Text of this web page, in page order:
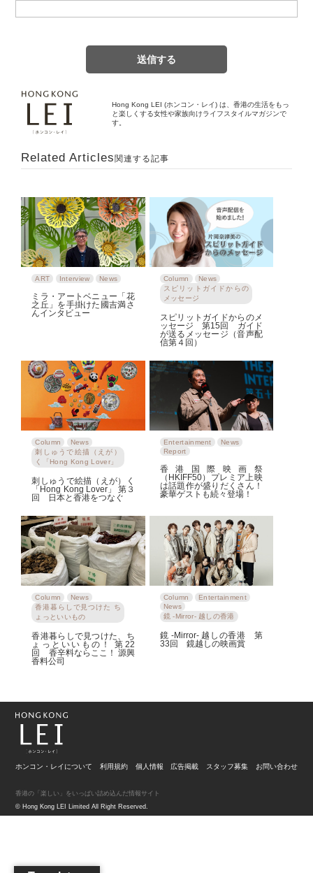
Hong Kong LEI (ホンコン・レイ) は、香港の生活をもっ
と楽しくする女性や家族向けライフスタイルマガジンで
す。
Related Articles 関連する記事
ART Interview News
ミラ・アートベニュー「花
之丘」を手掛けた國吉満さ
んインタビュー
Column
News
スピリットガイドからの
メッセージ
スピリットガイドからのメ
ッセージ 第15回 ガイド
が送るメッセージ（音声配
信第４回）
Column
News
刺しゅうで絵描（えが）
く「Hong Kong Lover」
刺しゅうで絵描（えが）く
「Hong Kong Lover」 第３
回 日本と香港をつなぐ
Entertainment
News
Report
香港国際映画祭
（HKIFF50）プレミア上映
は話題作が盛りだくさん！
豪華ゲストも続々登場！
Column
News
香港暮らしで見つけた ち
ょっといいもの
香港暮らしで見つけた、ち
ょっといいもの！ 第22
回 香辛料ならここ！ 源興
香料公司
Column
Entertainment
News
鏡 -Mirror- 越しの香港
鏡 -Mirror- 越しの香港 第
33回 鏡越しの映画賞
ホンコン・レイについて 利用規約 個人情報 広告掲載 スタッフ募集 お問い合わせ
© Hong Kong LEI Limited All Right Reserved.
香港の「楽しい」をいっぱい詰め込んだ情報サイト